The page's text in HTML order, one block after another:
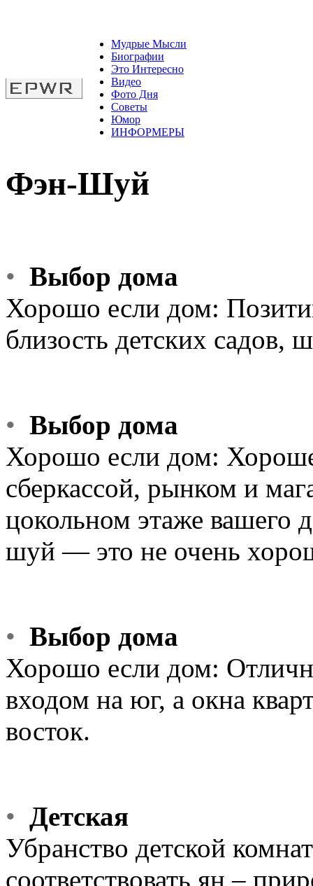
Мудрые Мысли
Биографии
Это Интересно
Видео
Фото Дня
Советы
Юмор
ИНФОРМЕРЫ
Фэн-Шуй
• Выбор дома
Хорошо если дом:
близость детских садов,
• Выбор дома
Хорошо если дом:
сберкассой, рынком и
цокольном этаже вашего
шуй — это не очень
• Выбор дома
Хорошо если дом:
входом на юг, а окна
восток.
• Детская
Убранство детской
соответствовать ян –